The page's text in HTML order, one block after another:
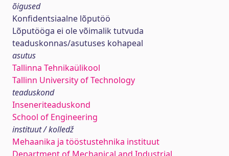
õigused
Konfidentsiaalne lõputöö
Lõputööga ei ole võimalik tutvuda
teaduskonnas/asutuses kohapeal
asutus
Tallinna Tehnikaülikool
Tallinn University of Technology
teaduskond
Inseneriteaduskond
School of Engineering
instituut / kolledž
Mehaanika ja tööstustehnika instituut